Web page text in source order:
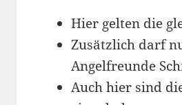
Hier gelten die
Zusätzlich darf
Angelfreunde
Auch hier sind